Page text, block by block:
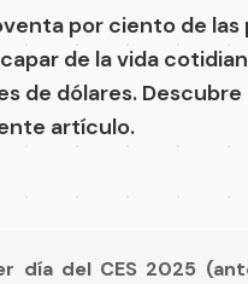
por ciento de las
de la vida
de dólares.
artículo.
día del CES 2025